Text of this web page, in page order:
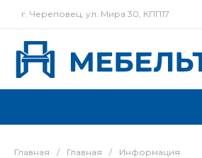
г. Череповец, ул. Мира 30, КПП17
Главная / Главная / Информация